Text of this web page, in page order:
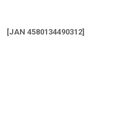
[JAN 4580134490312]